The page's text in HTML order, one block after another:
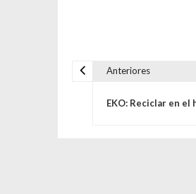
Anteriores
EKO: Reciclar en